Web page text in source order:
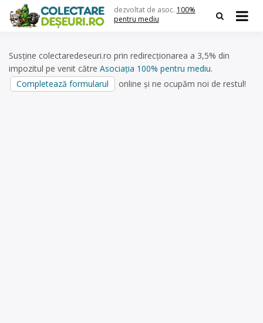
content
dezvoltat de asoc. 100%
pentru mediu
Susține colectaredeseuri.ro prin redirecționarea a 3,5% din
impozitul pe venit către Asociația 100% pentru mediu.
Completează formularul
online și ne ocupăm noi de restul!